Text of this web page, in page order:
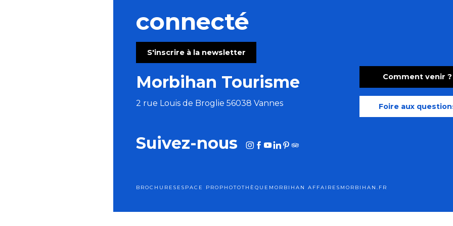
connecté
S'inscrire à la newsletter
Morbihan Tourisme
2 rue Louis de Broglie 56038 Vannes
Comment venir ?
Foire aux
Suivez-nous
BROCHURES ESPACE PRO PHOTOTHÈQUE MORBIHAN AFFAIRES MORBIHAN.FR